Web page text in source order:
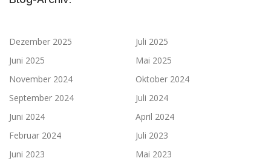
Dezember 2025
Juli 2025
Juni 2025
Mai 2025
November 2024
Oktober 2024
September 2024
Juli 2024
Juni 2024
April 2024
Februar 2024
Juli 2023
Juni 2023
Mai 2023